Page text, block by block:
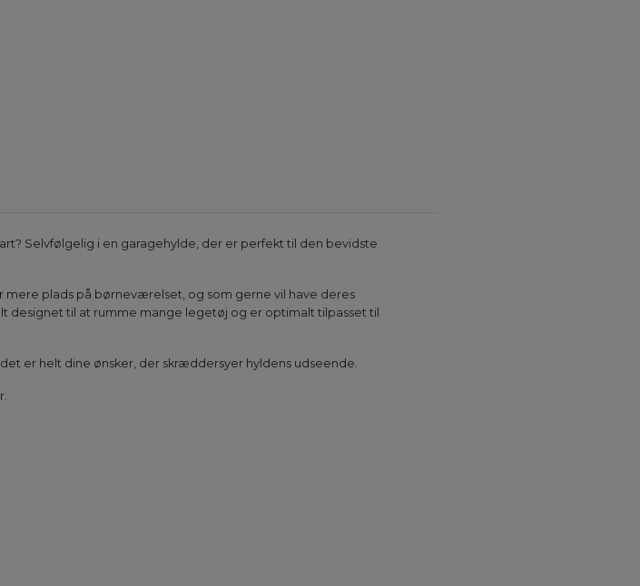
Selvfølgelig i en garagehylde, der er perfekt til den bevidste
plads på børneværelset, og som gerne vil have deres
til at rumme mange legetøj og er optimalt tilpasset til
er helt dine ønsker, der skræddersyer hyldens udseende.